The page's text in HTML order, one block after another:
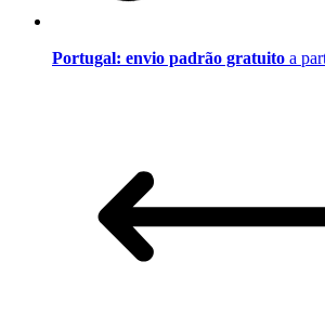
Portugal: envio padrão gratuito a